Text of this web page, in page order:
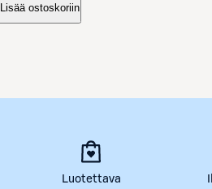
Lisää ostoskoriin
Luotettava